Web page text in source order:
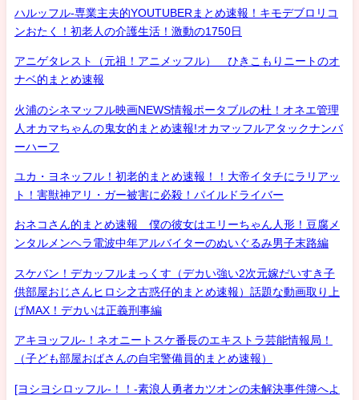
ハルッフル-専業主夫的YOUTUBERまとめ速報！キモデブロリコ
ンおたく！初老人の介護生活！激動の1750日
アニゲタレスト（元祖！アニメッフル） ひきこもりニートのオ
ナベ的まとめ速報
火浦のシネマッフル映画NEWS情報ポータブルの杜！オネエ管理
人オカマちゃんの鬼女的まとめ速報!オカマッフルアタックナンバ
ーハーフ
ユカ・ヨネッフル！初老的まとめ速報！！大帝イタチにラリアッ
ト！害獣神アリ・ガー被害に必殺！パイルドライバー
おネコさん的まとめ速報 僕の彼女はエリーちゃん人形！豆腐メ
ンタルメンヘラ電波中年アルバイターのぬいぐるみ男子末路編
スケバン！デカッフルまっくす（デカい強い2次元嫁だいすき子
供部屋おじさんヒロシ之古惑仔的まとめ速報）話題な動画取り上
げMAX！デカいは正義刑事編
アキヨッフル-！ネオニートスケ番長のエキストラ芸能情報局！
（子ども部屋おばさんの自宅警備員的まとめ速報）
[ヨシヨシロッフル-！！-素浪人勇者カツオンの未解決事件簿へよ